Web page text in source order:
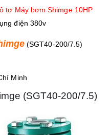
tơ Máy bơm Shimge 10HP
điện 380v
(SGT40-200/7.5)
Minh
(SGT40-200/7.5)